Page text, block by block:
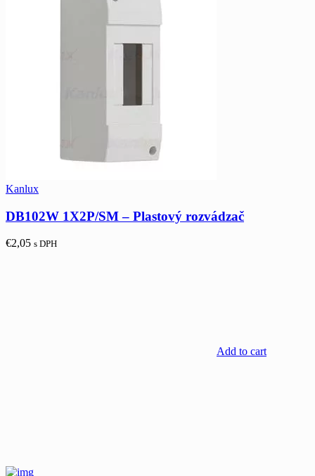
Kanlux
DB102W 1X2P/SM – Plastový rozvádzač
€2,05 s DPH
Add to cart